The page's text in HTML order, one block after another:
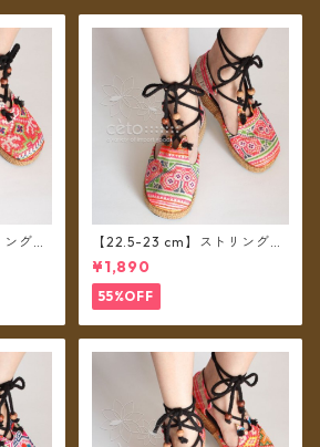
グシ
【22.5-23 cm】ストリングシ
ューズ モン族布 C
¥1,890
55%OFF